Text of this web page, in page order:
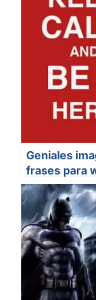
Geniales
frases para